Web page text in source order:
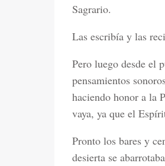
Sagrario.
Las escribía y las
Pero luego desde el
pensamientos
haciendo honor a la
vaya, ya que el
Pronto los bares y
desierta se